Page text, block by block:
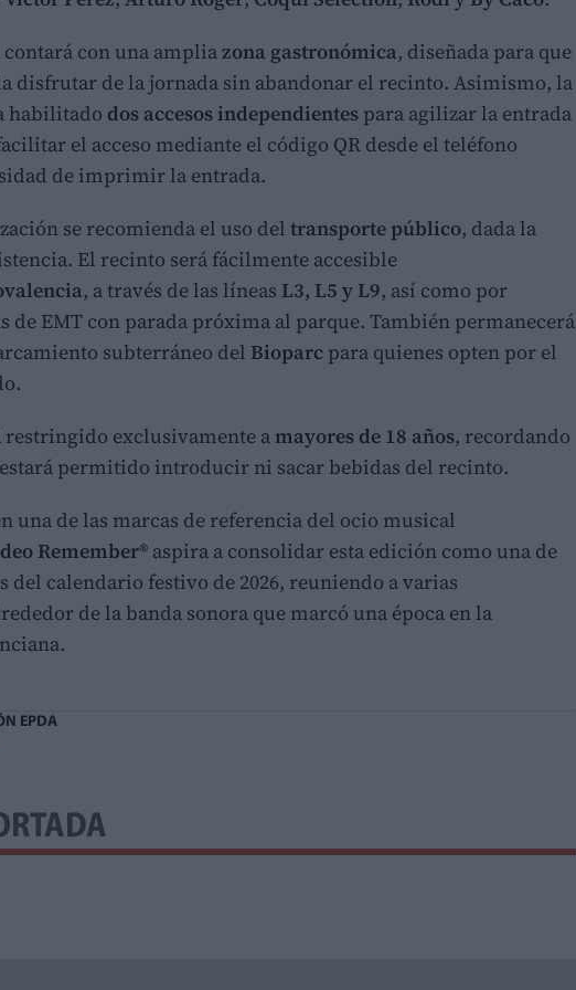
con una ampliazona gastronómica, diseñada para que
disfrutar de la jornada sin abandonar el recinto. Asimismo, la
habilitado dos accesos independientes para agilizar la entrada
el acceso mediante el código QR desde el teléfono
de imprimir la entrada.
se recomienda el uso del transporte público, dada la
El recinto será fácilmente accesible
, a través de las líneas L3, L5 y L9, así como por
de EMT con parada próxima al parque. También permanecerá
subterráneo del Bioparc para quienes opten por el
restringido exclusivamente amayores de 18 años, recordando
estará permitido introducir ni sacar bebidas del recinto.
una de las marcas de referencia del ocio musical
Remember® aspira a consolidar esta edición como una de
del calendario festivo de 2026, reuniendo a varias
de la banda sonora que marcó una época en la
EPDA